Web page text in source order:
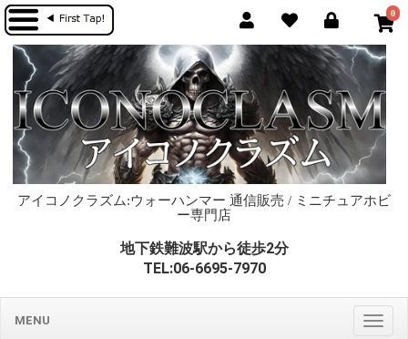
0
アイコノクラズム:ウォーハンマー 通信販売 / ミニチュアホビ
ー専門店
地下鉄難波駅から徒歩2分
TEL:06-6695-7970
MENU